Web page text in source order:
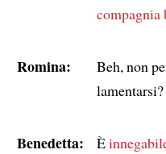
compagnia
Romina:
Beh, non
lamentarsi?
Benedetta: È